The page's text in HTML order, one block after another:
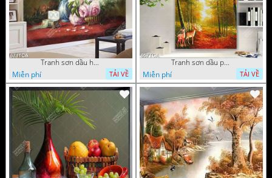
Tranh sơn dầu hoa quả tĩnh vật nghệ thuật gắn tường
Miễn phí
TẢI VỀ
Tranh sơn dầu phong cảnh mùa thu cây lá vàng và nai trang trí tường
Miễn phí
TẢI VỀ